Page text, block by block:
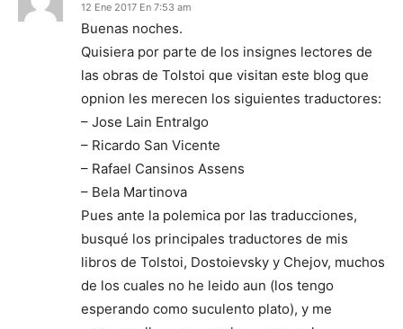
12 Ene 2017 En 7:53 am
Buenas noches.
Quisiera por parte de los insignes lectores de
las obras de Tolstoi que visitan este blog que
opnion les merecen los siguientes traductores:
– Jose Lain Entralgo
– Ricardo San Vicente
– Rafael Cansinos Assens
– Bela Martinova
Pues ante la polemica por las traducciones,
busqué los principales traductores de mis
libros de Tolstoi, Dostoievsky y Chejov, muchos
de los cuales no he leido aun (los tengo
esperando como suculento plato), y me